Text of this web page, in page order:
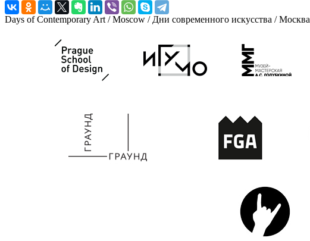
Days of Contemporary Art / Moscow / Дни современного искусства / Москва